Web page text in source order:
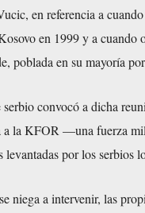
en referencia a
en 1999 y a cuando
poblada en su mayoría
serbio convocó a dicha
a la KFOR —una fuerza
levantadas por los serbios
niega a intervenir, las